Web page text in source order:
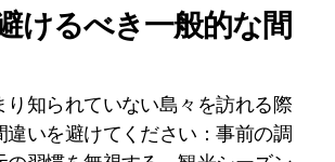
けるべき一般的な間
り知られていない島々を訪れる際
違いを避けてください：事前の調